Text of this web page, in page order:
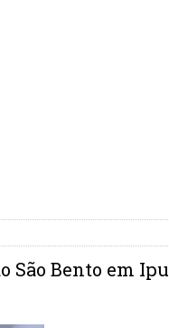
São Bento em Ipu